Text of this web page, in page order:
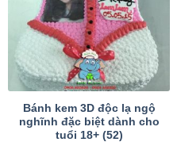
Bánh kem 3D độc lạ ngộ
nghĩnh đặc biệt dành cho
tuổi 18+ (52)